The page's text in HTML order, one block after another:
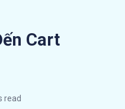
Cart
read